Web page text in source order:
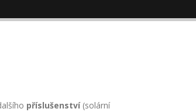
příslušenství(solární